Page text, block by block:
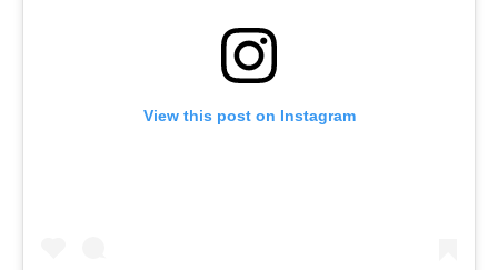
View this post on Instagram